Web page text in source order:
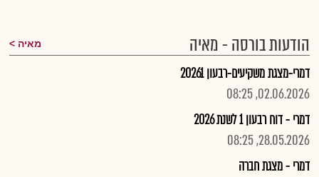
הודעות בורסה - מאיה מאיה
דמרי-מצגת משקיעים-רבעון 20261
02.06.2026, 08:25
דמרי - דוח רבעון 1 לשנת 2026
28.05.2026, 08:25
דמרי - מצגת חברה